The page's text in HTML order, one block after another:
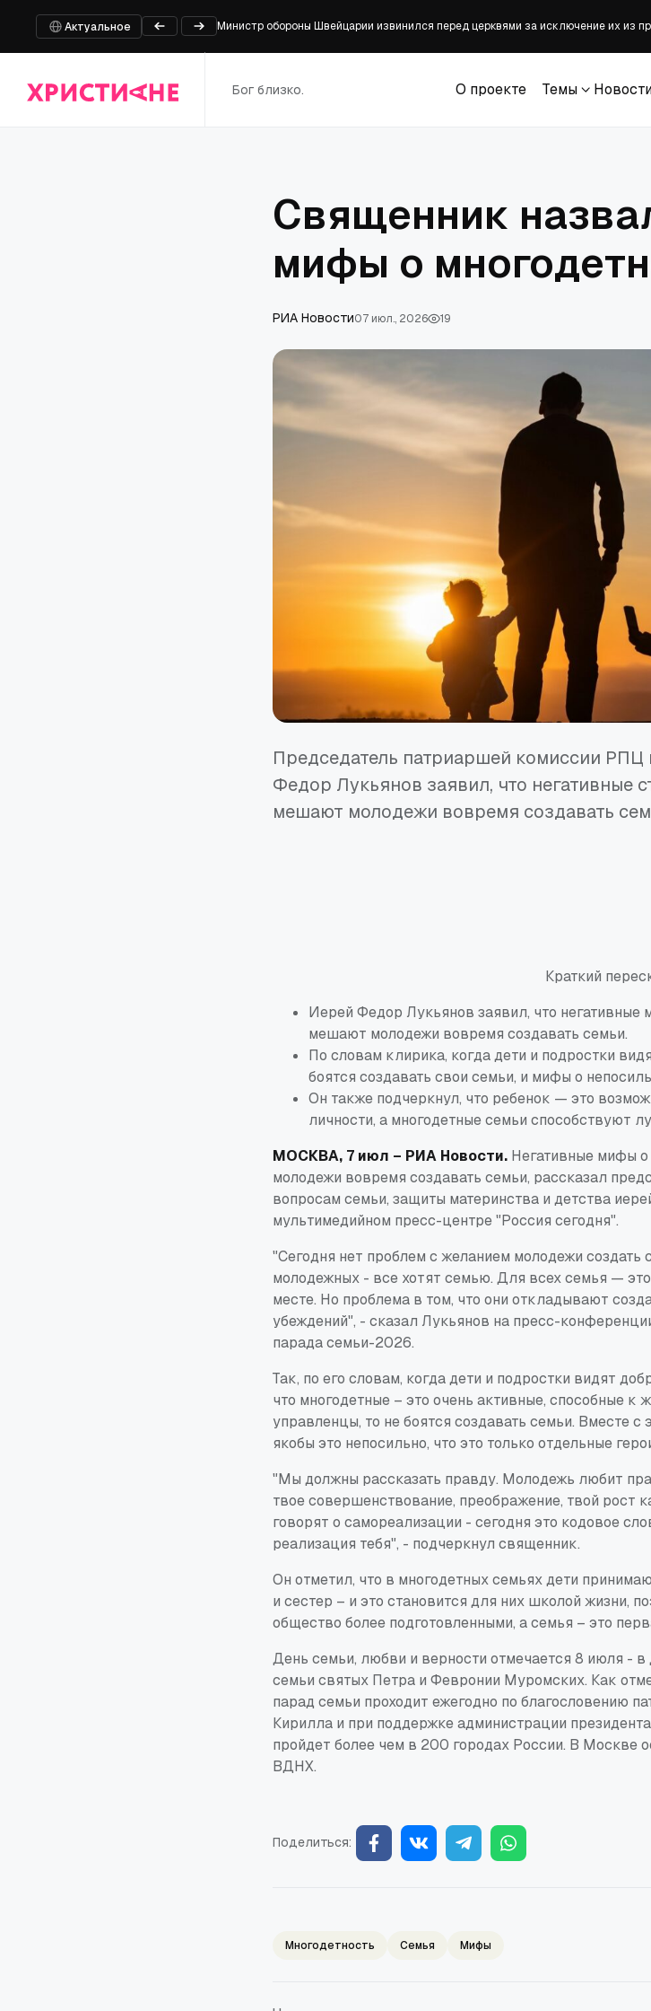
Актуальное
Министр обороны Швейцарии извинился перед церквями за исключение их из
Стали известны новые детали визита представителя Ватикана в Москву
Детская больница Коннектикута согласилась прекратить калечащие операции
Бог близко.
О проекте
Темы
Священник
мифы о
РИА Новости07 июл., 2026 19
Председатель патриаршей комиссии РПЦ
Федор Лукьянов заявил, что негативные
мешают молодежи вовремя создавать
Краткий
Иерей Федор Лукьянов заявил, что негативные
мешают молодежи вовремя создавать семьи.
По словам клирика, когда дети и подростки
боятся создавать свои семьи, и мифы о
Он также подчеркнул, что ребенок — это
личности, а многодетные семьи способствуют
МОСКВА, 7 июл – РИА Новости. Негативные мифы
молодежи вовремя создавать семьи, рассказал
вопросам семьи, защиты материнства и детства
мультимедийном пресс-центре "Россия сегодня".
"Сегодня нет проблем с желанием молодежи
молодежных - все хотят семью. Для всех семья —
месте. Но проблема в том, что они откладывают
убеждений", - сказал Лукьянов на пресс-
парада семьи-2026.
Так, по его словам, когда дети и подростки видят
что многодетные – это очень активные, способные к
управленцы, то не боятся создавать семьи. Вместе
якобы это непосильно, что это только отдельные
"Мы должны рассказать правду. Молодежь любит
твое совершенствование, преображение, твой рост
говорят о самореализации - сегодня это кодовое
реализация тебя", - подчеркнул священник.
Он отметил, что в многодетных семьях дети
и сестер – и это становится для них школой жизни,
общество более подготовленными, а семья – это
День семьи, любви и верности отмечается 8 июля - в
семьи святых Петра и Февронии Муромских. Как
парад семьи проходит ежегодно по благословению
Кирилла и при поддержке администрации
пройдет более чем в 200 городах России. В Москве
ВДНХ.
Поделиться:
Многодетность Семья Мифы